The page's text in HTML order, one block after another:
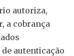
autoriza,
a cobrança
autenticação